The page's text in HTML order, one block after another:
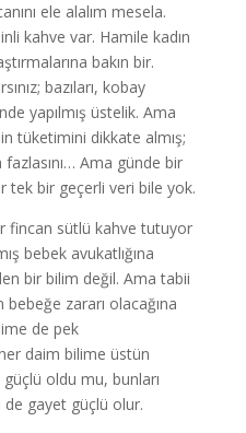
ele alalım mesela.
kahve var. Hamile kadın
bakın bir.
bazıları, kobay
yapılmış üstelik. Ama
tüketimini dikkate almış;
Ama günde bir
tek bir geçerli veri bile yok.
fincan sütlü kahve tutuyor
bebek avukatlığına
bir bilim değil. Ama tabii
zararı olacağına
de pek
daim bilime üstün
oldu mu, bunları
de gayet güçlü olur.